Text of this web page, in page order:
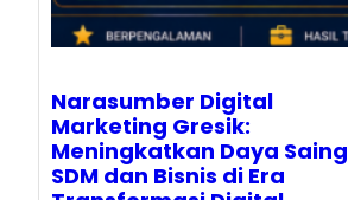
Narasumber Digital
Marketing Gresik:
Meningkatkan Daya Saing
SDM dan Bisnis di Era